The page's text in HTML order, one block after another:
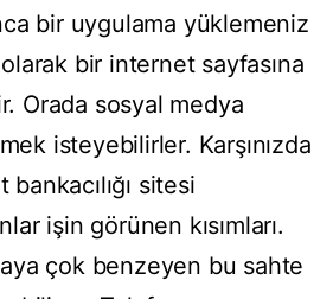
bir uygulama yüklemeniz
bir internet sayfasına
Orada sosyal medya
isteyebilirler. Karşınızda
sitesi
işin görünen kısımları.
çok benzeyen bu sahte